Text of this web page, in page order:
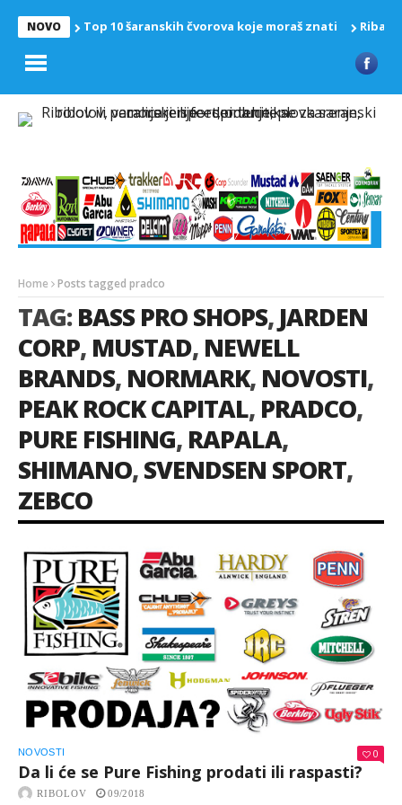
NOVO Top 10 šaranskih čvorova koje moraš znati Riba
Home Posts tagged pradco
TAG:BASS PRO SHOPS, JARDEN
CORP, MUSTAD, NEWELL
BRANDS, NORMARK, NOVOSTI,
PEAK ROCK CAPITAL, PRADCO,
PURE FISHING, RAPALA,
SHIMANO,SVENDSEN SPORT,
ZEBCO
NOVOSTI 0
Da li će se Pure Fishing prodati ili raspasti?
RIBOLOV 09/2018